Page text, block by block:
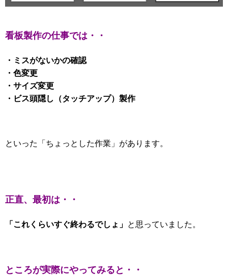
看板製作の仕事では・・
・ミスがないかの確認
・色変更
・サイズ変更
・ビス頭隠し（タッチアップ）製作
といった「ちょっとした作業」があります。
正直、最初は・・
「これくらいすぐ終わるでしょ」 と思っていました。
ところが実際にやってみると・・